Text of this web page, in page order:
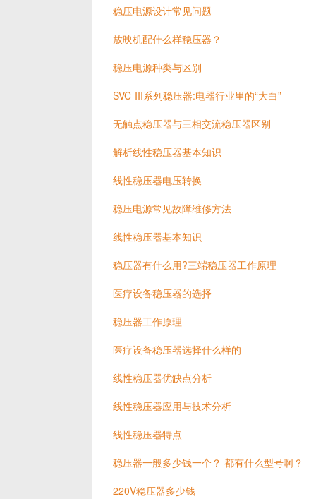
稳压电源设计常见问题
放映机配什么样稳压器？
稳压电源种类与区别
SVC-III系列稳压器:电器行业里的“大白”
无触点稳压器与三相交流稳压器区别
解析线性稳压器基本知识
线性稳压器电压转换
稳压电源常见故障维修方法
线性稳压器基本知识
稳压器有什么用?三端稳压器工作原理
医疗设备稳压器的选择
稳压器工作原理
医疗设备稳压器选择什么样的
线性稳压器优缺点分析
线性稳压器应用与技术分析
线性稳压器特点
稳压器一般多少钱一个？ 都有什么型号啊？
220V稳压器多少钱